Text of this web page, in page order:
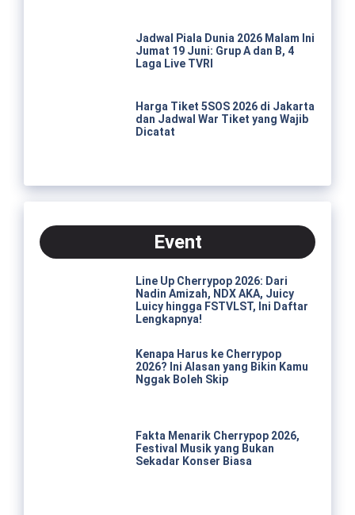
Jadwal Piala Dunia 2026 Malam Ini
Jumat 19 Juni: Grup A dan B, 4
Laga Live TVRI
Harga Tiket 5SOS 2026 di Jakarta
dan Jadwal War Tiket yang Wajib
Dicatat
Event
Line Up Cherrypop 2026: Dari
Nadin Amizah, NDX AKA, Juicy
Luicy hingga FSTVLST, Ini Daftar
Lengkapnya!
Kenapa Harus ke Cherrypop
2026? Ini Alasan yang Bikin Kamu
Nggak Boleh Skip
Fakta Menarik Cherrypop 2026,
Festival Musik yang Bukan
Sekadar Konser Biasa